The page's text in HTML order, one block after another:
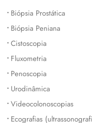
Biópsia Prostática
Biópsia Peniana
Cistoscopia
Fluxometria
Penoscopia
Urodinâmica
Videocolonoscopias
Ecografias